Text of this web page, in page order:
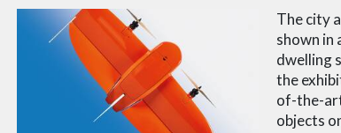
The city
shown in
dwelling
the
of-the-
objects